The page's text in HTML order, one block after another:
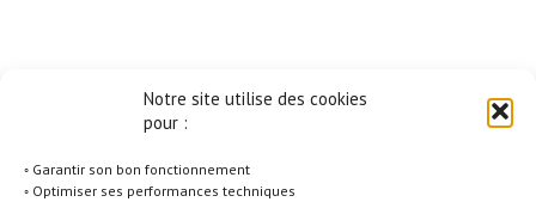
Notre site utilise des cookies
pour :
◦ Garantir son bon fonctionnement
◦ Optimiser ses performances techniques